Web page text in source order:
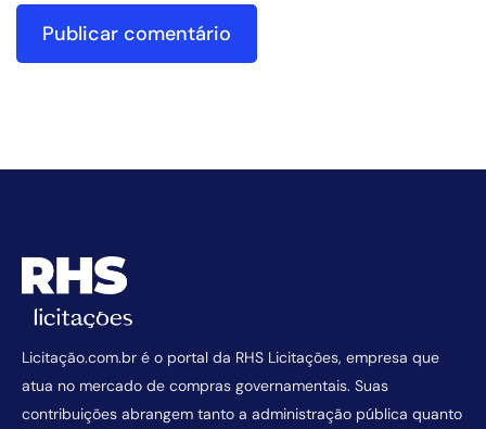
Licitação.com.br é o portal da RHS Licitações, empresa que
atua no mercado de compras governamentais. Suas
contribuições abrangem tanto a administração pública quanto